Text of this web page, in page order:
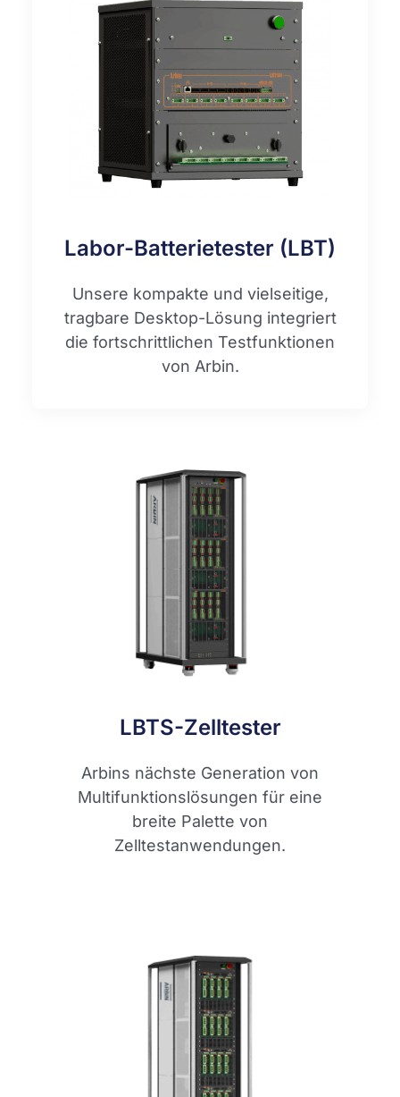
Labor-Batterietester (LBT)
Unsere kompakte und vielseitige,
tragbare Desktop-Lösung integriert
die fortschrittlichen Testfunktionen
von Arbin.
LBTS-Zelltester
Arbins nächste Generation von
Multifunktionslösungen für eine
breite Palette von
Zelltestanwendungen.